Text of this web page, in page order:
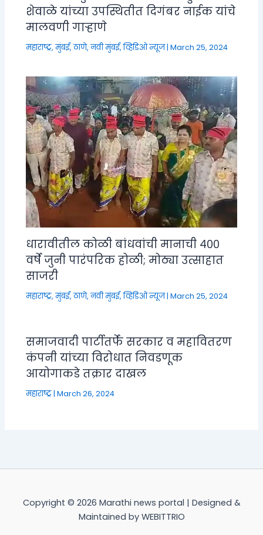
शेवाळे यांच्या उपस्थितीत दिगंबर नाईक यांचे
मालवणी गाऱ्हाणे
महाराष्ट्र,मुंबई, ठाणे, नवी मुंबई,व्हिडिओ न्यूज|March 25, 2024
धारावीतील कोळी बांधवांची मानाची ४००
वर्षे जुनी पारंपरिक होळी; मोठ्या उत्साहात
साजरी
महाराष्ट्र,मुंबई, ठाणे, नवी मुंबई,व्हिडिओ न्यूज|March 25, 2024
समाजवादी पार्टीतर्फे सरकार व महावितरण
कंपनी यांच्या विरोधात निवडणूक
आयोगाकडे तक्रार दाखल
महाराष्ट्र|March 26, 2024
Copyright © 2026 Marathi news portal | Designed &
Maintained by WEBITTRIO